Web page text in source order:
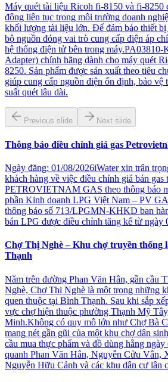
Máy quét tài liệu Ricoh fi-8150 và fi-8250
động liên tục trong môi trường doanh
khối lượng tài liệu lớn. Để đảm bảo thiết
bộ nguồn đóng vai trò cung cấp điện áp
hệ thống điện tử bên trong
Adapter) chính hãng dành cho máy quét
8250. Sản phẩm được sản xuất theo tiêu
giúp cung cấp nguồn điện ổn định, bảo vệ
suất quét lâu dài.
Previous slide Next slide
Thông báo điều chỉnh giá gas
Ngày đăng: 01/08/2026iWater xin trân
khách hàng về việc điều chỉnh giá bán gas
PETROVIETNAM GAS theo thông báo
phần Kinh doanh LPG Việt Nam – PV
thông báo số 713/LPGMN-KHKD ban
bán LPG được điều chỉnh tăng kể từ ngày
Chợ Thị Nghè – Khu chợ truyền thống
Thạnh
Nằm trên đường Phan Văn Hân, gần cầu
Nghè, Chợ Thị Nghè là một trong những
quen thuộc tại Bình Thạnh. Sau khi sắp
vực chợ hiện thuộc phường Thạnh Mỹ
Minh.Không có quy mô lớn như Chợ Bà
mang nét gần gũi của một khu chợ dân
cầu mua thực phẩm và đồ dùng hằng
quanh Phan Văn Hân, Nguyễn Cửu Vân,
Nguyễn Hữu Cảnh và các khu dân cư lân